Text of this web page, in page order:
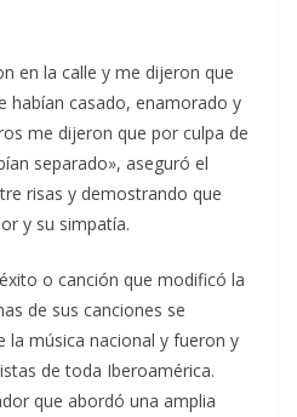
en la calle y me dijeron que
habían casado, enamorado y
me dijeron que por culpa de
separado», aseguró el
risas y demostrando que
y su simpatía.
o canción que modificó la
de sus canciones se
la música nacional y fueron y
de toda Iberoamérica.
que abordó una amplia